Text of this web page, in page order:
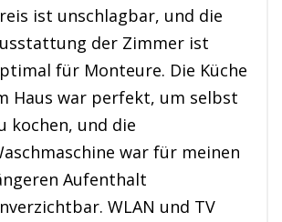
ist unschlagbar, und die
der Zimmer ist
für Monteure. Die Küche
Haus war perfekt, um selbst
kochen, und die
war für meinen
Aufenthalt
WLAN und TV